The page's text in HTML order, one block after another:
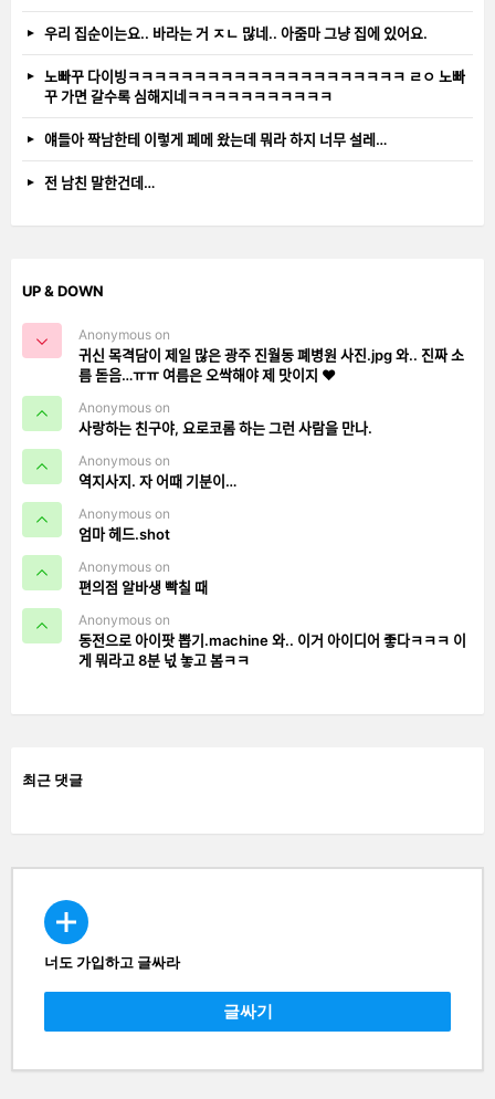
우리 집순이는요.. 바라는 거 ㅈㄴ 많네.. 아줌마 그냥 집에 있어요.
노빠꾸 다이빙ㅋㅋㅋㅋㅋㅋㅋㅋㅋㅋㅋㅋㅋㅋㅋㅋㅋㅋㅋㅋㅋ ㄹㅇ 노빠
꾸 가면 갈수록 심해지네ㅋㅋㅋㅋㅋㅋㅋㅋㅋㅋㅋ
얘들아 짝남한테 이렇게 페메 왔는데 뭐라 하지 너무 설레…
전 남친 말한건데…
UP & DOWN
Anonymous on
귀신 목격담이 제일 많은 광주 진월동 폐병원 사진.jpg 와.. 진짜 소
름 돋음…ㅠㅠ 여름은 오싹해야 제 맛이지 ❤️
Anonymous on
사랑하는 친구야, 요로코롬 하는 그런 사람을 만나.
Anonymous on
역지사지. 자 어때 기분이…
Anonymous on
엄마 헤드.shot
Anonymous on
편의점 알바생 빡칠 때
Anonymous on
동전으로 아이팟 뽑기.machine 와.. 이거 아이디어 좋다ㅋㅋㅋ 이
게 뭐라고 8분 넋 놓고 봄ㅋㅋ
최근 댓글
CREATE
너도 가입하고 글싸라
글싸기